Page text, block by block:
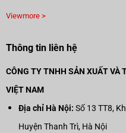
Viewmore >
Thông tin liên hệ
CÔNG TY TNHH SẢN XUẤT VÀ
VIỆT NAM
Địa chỉ Hà Nội: Số 13 TT8,
Huyện Thanh Trì, Hà Nội